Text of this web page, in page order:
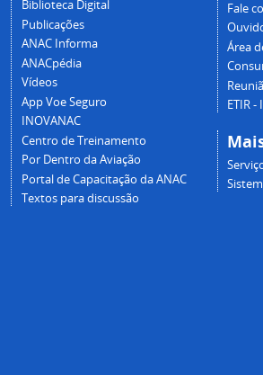
Biblioteca Digital
Publicações
ANAC Informa
ANACpédia
Vídeos
App Voe Seguro
INOVANAC
Centro de Treinamento
Por Dentro da Aviação
Portal de Capacitação da ANAC
Textos para discussão
Fale
Área
ETIR